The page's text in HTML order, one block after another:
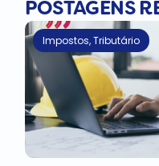
POSTAGENS
Impostos,Tributário